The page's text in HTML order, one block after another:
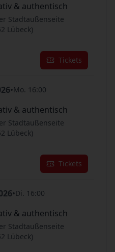
& authentisch
Stadtaußenseite
Lübeck)
Tickets
•Mo. 16:00
& authentisch
Stadtaußenseite
Lübeck)
Tickets
•Di. 16:00
& authentisch
Stadtaußenseite
Lübeck)